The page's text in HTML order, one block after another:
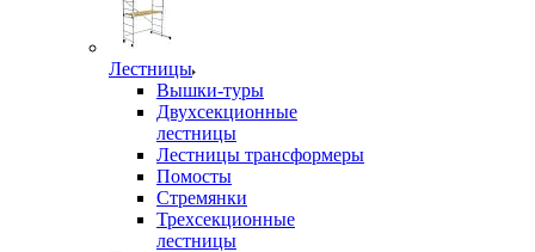
Лестницы
Вышки-туры
Двухсекционные
лестницы
Лестницы трансформеры
Помосты
Стремянки
Трехсекционные
лестницы